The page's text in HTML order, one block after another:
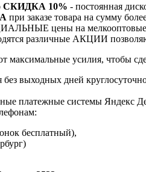
СКИДКА 10% - постоянная
при заказе товара на сумму
цены на мелкооптовые
различные АКЦИИ
усилия, чтобы
без выходных дней
платежные системы Яндекс
бесплатный),